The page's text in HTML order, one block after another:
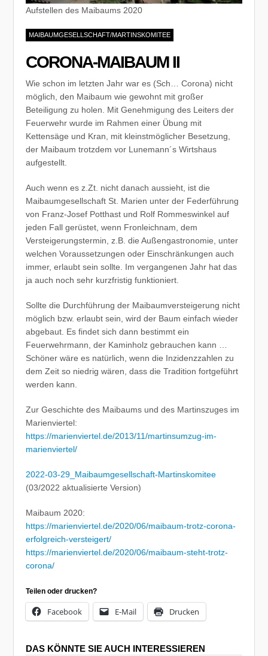
Aufstellen des Maibaums 2020
MAIBAUMGESELLSCHAFT/MARTINSKOMITEE
CORONA-MAIBAUM II
Wie schon im letzten Jahr war es (Sch… Corona) nicht
möglich, den Maibaum wie gewohnt mit großer
Beteiligung zu holen. Mit Genehmigung des Leiters der
Feuerwehr wurde im Rahmen einer Übung mit
Kettensäge und Kran, mit kleinstmöglicher Besetzung,
der Maibaum trotzdem vor Lunemann´s Wirtshaus
aufgestellt.
Auch wenn es z.Zt. nicht danach aussieht, ist die
Maibaumgesellschaft St. Marien unter der Federführung
von Franz-Josef Potthast und Rolf Rommeswinkel auf
jeden Fall gerüstet, wenn Fronleichnam, dem
Versteigerungstermin, z.B. die Außengastronomie, unter
welchen Voraussetzungen oder Einschränkungen auch
immer, erlaubt sein sollte. Im vergangenen Jahr hat das
ja auch noch sehr kurzfristig funktioniert.
Sollte die Durchführung der Maibaumversteigerung nicht
möglich bzw. erlaubt sein, wird der Baum einfach wieder
abgebaut. Es findet sich dann bestimmt ein
Feuerwehrmann, der Kaminholz gebrauchen kann …
Schöner wäre es natürlich, wenn die Inzidenzzahlen zu
dem Zeit so niedrig wären, dass die Tradition fortgeführt
werden kann.
Zur Geschichte des Maibaums und des Martinszuges im
Marienviertel:
https://marienviertel.de/2013/11/martinsumzug-im-
marienviertel/
2022-03-29_Maibaumgesellschaft-Martinskomitee
(03/2022 aktualisierte Version)
Maibaum 2020:
https://marienviertel.de/2020/06/maibaum-trotz-corona-
erfolgreich-versteigert/
https://marienviertel.de/2020/06/maibaum-steht-trotz-
corona/
Teilen oder drucken?
Facebook E-Mail Drucken
DAS KÖNNTE SIE AUCH INTERESSIEREN